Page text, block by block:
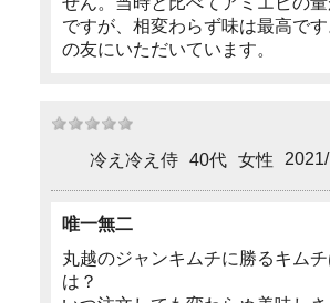
ですが、相変わらず味は最高で
の友にいただいています。
冷え冷え侍 40代 女性
唯一無二
丸越のジャンキムチに勝るキム
は？